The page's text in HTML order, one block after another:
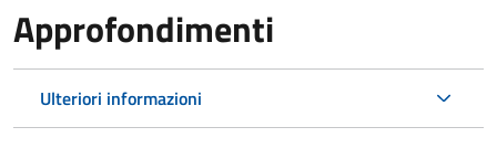
Approfondimenti
Ulteriori informazioni